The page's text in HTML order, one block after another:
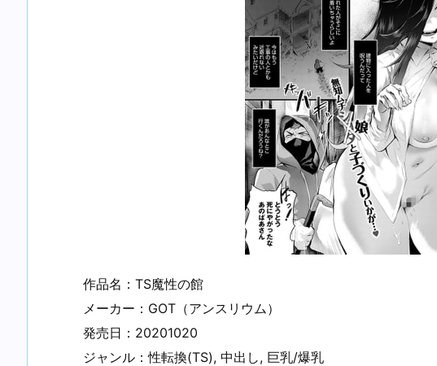
作品名：TS魔性の館
メーカー：GOT（アンスリウム）
発売日：20201020
ジャンル：性転換(TS), 中出し, 巨乳/爆乳